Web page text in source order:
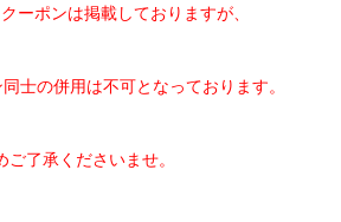
ーポンは掲載しておりますが、
士の併用は不可となっております。
ご了承くださいませ。